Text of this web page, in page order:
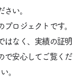
さい。
ロジェクトです。
はなく、実績の証明
で安心してご覧くだ
。